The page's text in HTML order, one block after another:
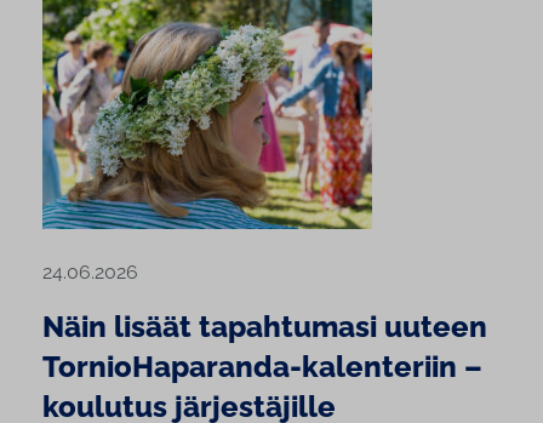
24.06.2026
Näin lisäät tapahtumasi uuteen
TornioHaparanda-kalenteriin –
koulutus järjestäjille